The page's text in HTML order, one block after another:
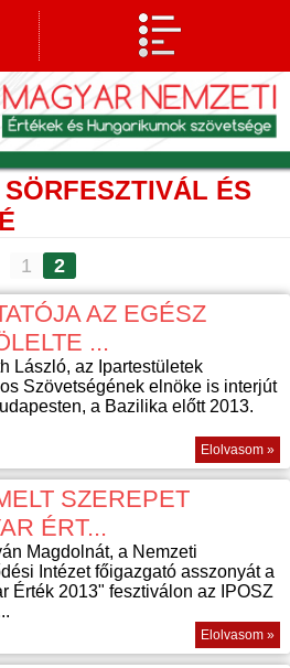
ÉS
1 2
AZ EGÉSZ
...
László, az Ipartestületek
Szövetségének elnöke is interjút
a Bazilika előtt 2013.
Elolvasom »
SZEREPET
ÉRT...
Magdolnát, a Nemzeti
Intézet főigazgató asszonyát a
Érték 2013" fesztiválon az IPOSZ
Elolvasom »